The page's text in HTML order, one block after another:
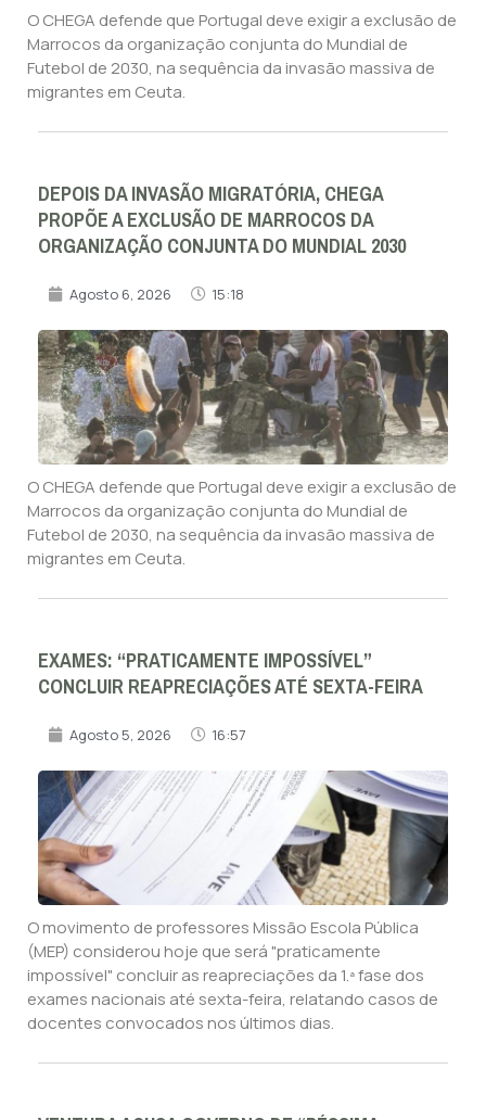
O CHEGA defende que Portugal deve exigir a exclusão de
Marrocos da organização conjunta do Mundial de
Futebol de 2030, na sequência da invasão massiva de
migrantes em Ceuta.
DEPOIS DA INVASÃO MIGRATÓRIA, CHEGA
PROPÕE A EXCLUSÃO DE MARROCOS DA
ORGANIZAÇÃO CONJUNTA DO MUNDIAL 2030
Agosto 6, 2026 15:18
O CHEGA defende que Portugal deve exigir a exclusão de
Marrocos da organização conjunta do Mundial de
Futebol de 2030, na sequência da invasão massiva de
migrantes em Ceuta.
EXAMES: “PRATICAMENTE IMPOSSÍVEL”
CONCLUIR REAPRECIAÇÕES ATÉ SEXTA-FEIRA
Agosto 5, 2026 16:57
O movimento de professores Missão Escola Pública
(MEP) considerou hoje que será "praticamente
impossível" concluir as reapreciações da 1.ª fase dos
exames nacionais até sexta-feira, relatando casos de
docentes convocados nos últimos dias.